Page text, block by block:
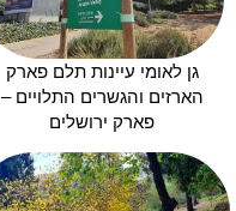
גן לאומי עיינות תלם פארק
הארזים והגשרים התלויים –
פארק ירושלים